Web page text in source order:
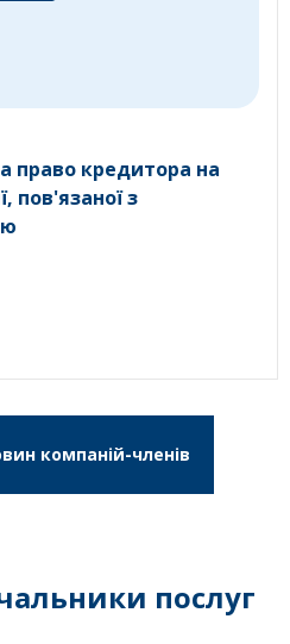
право кредитора на
пов'язаної з
компаній-членів
послуг